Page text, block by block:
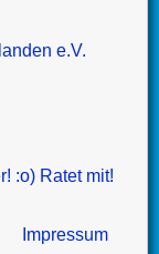
e.V.
:o) Ratet mit!
Impressum